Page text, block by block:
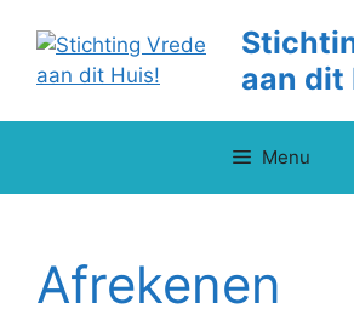
naar
aan dit
Menu
Afrekenen